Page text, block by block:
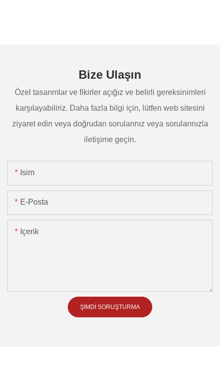
Bize Ulaşın
Özel tasarımlar ve fikirler açığız ve belirli gereksinimleri
karşılayabiliriz. Daha fazla bilgi için, lütfen web sitesini
ziyaret edin veya doğrudan sorularınız veya sorularınızla
iletişime geçin.
Isim
E-Posta
Içerik
ŞIMDI SORUŞTURMA